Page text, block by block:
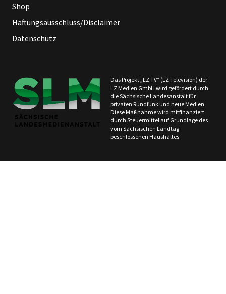
Shop
Haftungsausschluss/Disclaimer
Datenschutz
Das Projekt „LZ TV“ (LZ Television) der
LZ Medien GmbH wird gefördert durch
die Sächsische Landesanstalt für
privaten Rundfunk und neue Medien.
Diese Maßnahme wird mitfinanziert
durch Steuermittel auf Grundlage des
vom Sächsischen Landtag
beschlossenen Haushaltes.